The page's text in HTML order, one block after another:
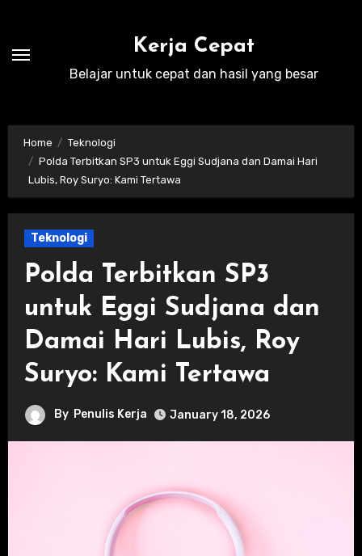
content
Kerja Cepat
Belajar untuk cepat dan hasil yang besar
Home
Teknologi
Polda Terbitkan SP3 untuk Eggi Sudjana dan Damai Hari
Lubis, Roy Suryo: Kami Tertawa
Teknologi
Polda Terbitkan SP3
untuk Eggi Sudjana dan
Damai Hari Lubis, Roy
Suryo: Kami Tertawa
By Penulis Kerja January 18, 2026